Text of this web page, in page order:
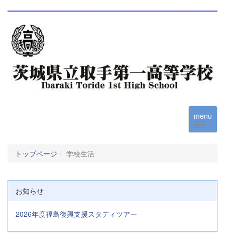
menu
トップページ 学校生活
お知らせ
2026年度福島復興支援スタディツアー